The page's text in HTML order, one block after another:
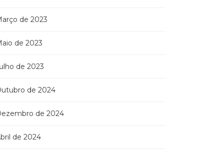
de 2023
de 2023
de 2023
de 2024
de 2024
de 2024